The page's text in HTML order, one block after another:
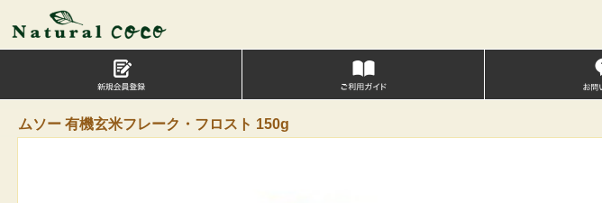
ムソー 有機玄米フレーク・フロスト 150g